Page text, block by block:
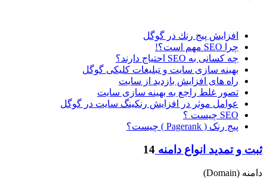
افزايش پيج رنك در گوگل
چرا SEO مهم است؟!
چه کسانی به SEO احتیاج دارند؟
بهینه سازی سایت و تبلیغات کلیکی گوگل
راه های افزایش بازدید از سایت
تصور غلط راجع به بهینه سازی سایت
عوامل موثر در افزایش رنکینگ سایت در گوگل
SEO چیست ؟
پیج رنک ( Pagerank ) چیست؟
ثبت و تمدید انواع دامنه 14
دامنه (Domain)